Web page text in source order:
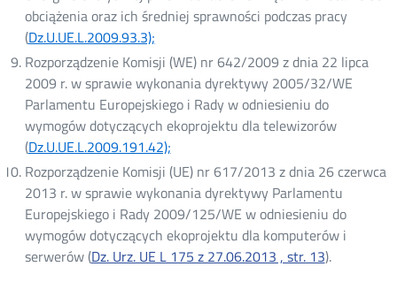
obciążenia oraz ich średniej sprawności podczas pracy
(Dz.U.UE.L.2009.93.3);
w
nowym
oknie
Rozporządzenie Komisji (WE) nr 642/2009 z dnia 22 lipca
2009 r. w sprawie wykonania dyrektywy 2005/32/WE
Parlamentu Europejskiego i Rady w odniesieniu do
wymogów dotyczących ekoprojektu dla telewizorów
(Dz.U.UE.L.2009.191.42);
w
nowym
oknie
Rozporządzenie Komisji (UE) nr 617/2013 z dnia 26 czerwca
2013 r. w sprawie wykonania dyrektywy Parlamentu
Europejskiego i Rady 2009/125/WE w odniesieniu do
wymogów dotyczących ekoprojektu dla komputerów i
serwerów (Dz. Urz. UE L 175 z 27.06.2013 , str. 13Otwórz
).